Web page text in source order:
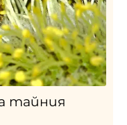
тайния